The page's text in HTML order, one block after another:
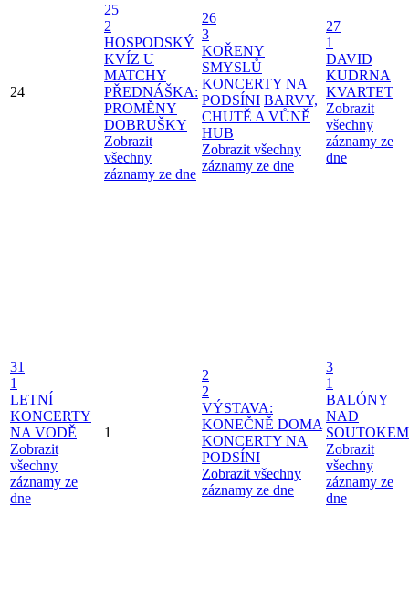
24
25
2
HOSPODSKÝ
KVÍZ U
MATCHY
PŘEDNÁŠKA:
PROMĚNY
DOBRUŠKY
Zobrazit
všechny
záznamy ze dne
26
3
KOŘENY
SMYSLŮ
KONCERTY NA
PODSÍNI BARVY,
CHUTĚ A VŮNĚ
HUB
Zobrazit všechny
záznamy ze dne
27
1
DAVID
KUDRNA
KVARTET
Zobrazit
všechny
záznamy ze
dne
31
1
LETNÍ
KONCERTY
NA VODĚ
Zobrazit
všechny
záznamy ze
dne
1
2
2
VÝSTAVA:
KONEČNĚ DOMA
KONCERTY NA
PODSÍNI
Zobrazit všechny
záznamy ze dne
3
1
BALÓNY
NAD
SOUTOKEM
Zobrazit
všechny
záznamy ze
dne